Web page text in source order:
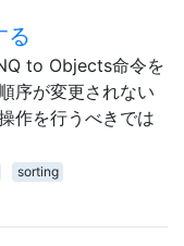
る
to Objects命令を
序が変更されない
作を行うべきでは
sorting